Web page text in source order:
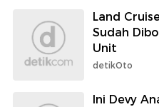
Land
Sudah
Unit
detikOto
Ini Devy